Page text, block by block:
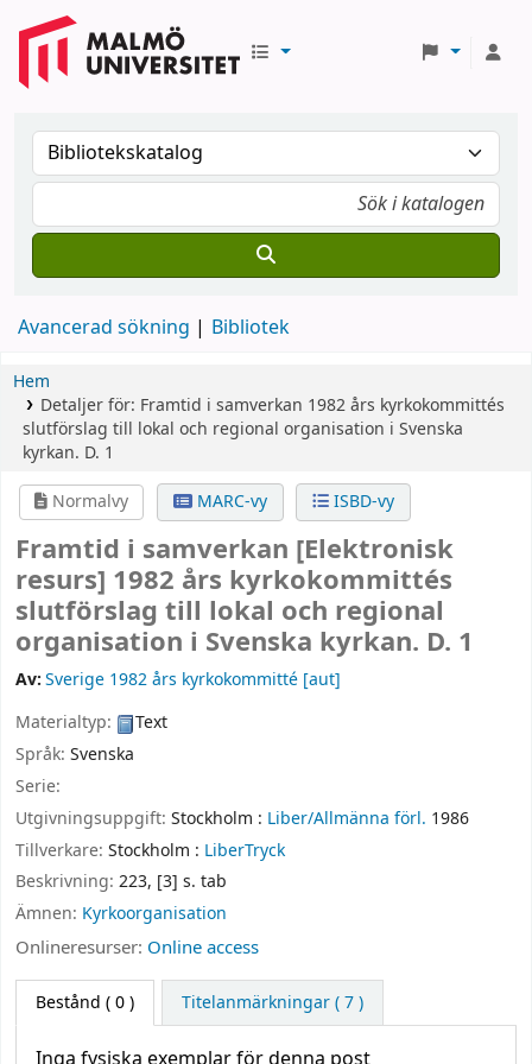
Avancerad sökning Bibliotek
Hem
Detaljer för: Framtid i samverkan 1982 års kyrkokommittés
slutförslag till lokal och regional organisation i Svenska
kyrkan. D. 1
Normalvy
MARC-vy ISBD-vy
Framtid i samverkan [Elektronisk
resurs] 1982 års kyrkokommittés
slutförslag till lokal och regional
organisation i Svenska kyrkan. D. 1
Av:Sverige 1982 års kyrkokommitté [aut]
Materialtyp:
Text
Språk: Svenska
Serie:
Utgivningsuppgift: Stockholm : Liber/Allmänna förl. 1986
Tillverkare: Stockholm : LiberTryck
Beskrivning: 223, [3] s. tab
Ämnen: Kyrkoorganisation
Onlineresurser: Online access
Bestånd ( 0 ) Titelanmärkningar ( 7 )